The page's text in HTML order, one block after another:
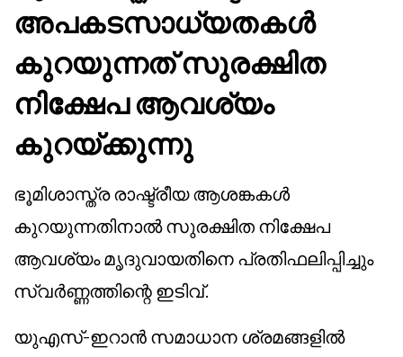
അപകടസാധ്യതകൾ
കുറയുന്നത് സുരക്ഷിത
നിക്ഷേപ ആവശ്യം
കുറയ്ക്കുന്നു
ഭൂമിശാസ്ത്ര രാഷ്ട്രീയ ആശങ്കകൾ
കുറയുന്നതിനാൽ സുരക്ഷിത നിക്ഷേപ
ആവശ്യം മൃദുവായതിനെ പ്രതിഫലിപ്പിച്ചും
സ്വർണ്ണത്തിന്റെ ഇടിവ്.
യുഎസ്-ഇറാൻ സമാധാന ശ്രമങ്ങളിൽ